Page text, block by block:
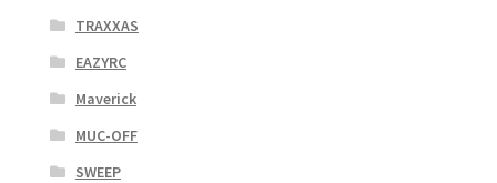
TRAXXAS
EAZYRC
Maverick
MUC-OFF
SWEEP